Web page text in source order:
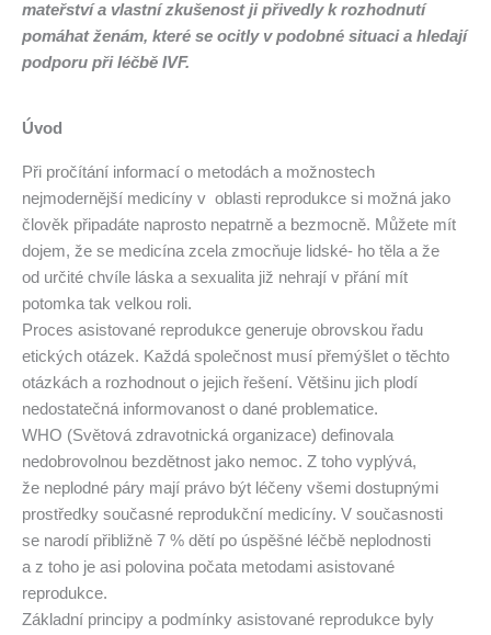
mateřství a vlastní zkušenost ji přivedly k rozhodnutí
pomáhat ženám, které se ocitly v podobné situaci a hledají
podporu při léčbě IVF.
Úvod
Při pročítání informací o metodách a možnostech
nejmodernější medicíny v oblasti reprodukce si možná jako
člověk připadáte naprosto nepatrně a bezmocně. Můžete mít
dojem, že se medicína zcela zmocňuje lidské- ho těla a že
od určité chvíle láska a sexualita již nehrají v přání mít
potomka tak velkou roli.
Proces asistované reprodukce generuje obrovskou řadu
etických otázek. Každá společnost musí přemýšlet o těchto
otázkách a rozhodnout o jejich řešení. Většinu jich plodí
nedostatečná informovanost o dané problematice.
WHO (Světová zdravotnická organizace) definovala
nedobrovolnou bezdětnost jako nemoc. Z toho vyplývá,
že neplodné páry mají právo být léčeny všemi dostupnými
prostředky současné reprodukční medicíny. V současnosti
se narodí přibližně 7 % dětí po úspěšné léčbě neplodnosti
a z toho je asi polovina počata metodami asistované
reprodukce.
Základní principy a podmínky asistované reprodukce byly